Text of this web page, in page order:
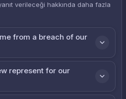
verileceği hakkında daha fazla
from a breach of our
represent for our